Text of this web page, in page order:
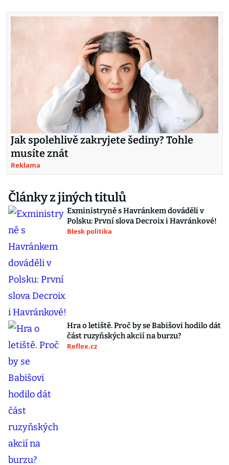
Jak spolehlivě zakryjete šediny? Tohle
musíte znát
Reklama
Články z jiných titulů
Exministryně s Havránkem dováděli v
Polsku: První slova Decroix i Havránkové!
Blesk politika
Hra o letiště. Proč by se Babišovi hodilo dát
část ruzyňských akcií na burzu?
Reflex.cz